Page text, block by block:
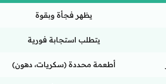
يظهر فجأة وبقوة
يتطلب استجابة فورية
أطعمة محددة (سكريات، دهون)